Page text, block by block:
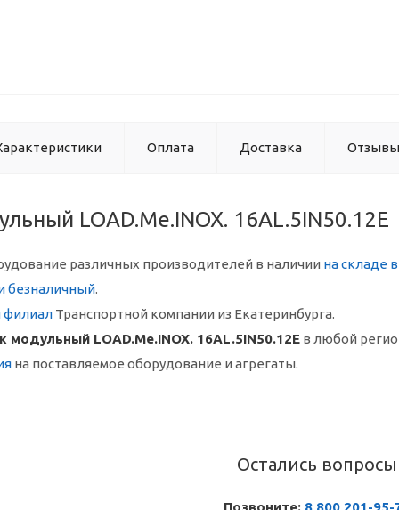
Оплата Доставка Отзывы
LOAD.Me.INOX. 16AL.5IN50.12E
различных производителей в наличии на складе
безналичный.
филиал Транспортной компании из Екатеринбурга.
модульный LOAD.Me.INOX. 16AL.5IN50.12E в любой
на поставляемое оборудование и агрегаты.
Остались вопросы
Позвоните: 8 800 201-95-